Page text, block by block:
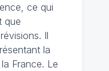
ce qui
que
Il
la
France. Le